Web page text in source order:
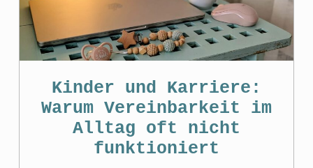
Kinder und Karriere:
Warum Vereinbarkeit im
Alltag oft nicht
funktioniert